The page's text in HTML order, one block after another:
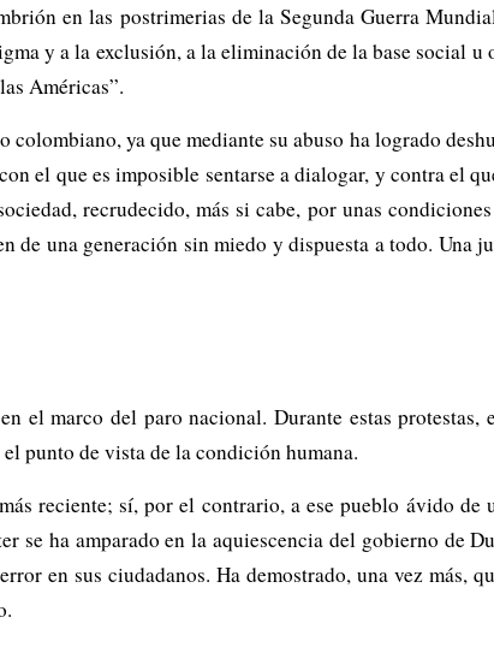
en las postrimerias de la Segunda Guerra
y a la exclusión, a la eliminación de la base social u
Américas”.
ya que mediante su abuso ha logrado
el que es imposible sentarse a dialogar, y contra el
recrudecido, más si cabe, por unas
una generación sin miedo y dispuesta a todo. Una
el marco del paro nacional. Durante estas protestas,
punto de vista de la condición humana.
reciente; sí, por el contrario, a ese pueblo ávido de
se ha amparado en la aquiescencia del gobierno de
en sus ciudadanos. Ha demostrado, una vez más,